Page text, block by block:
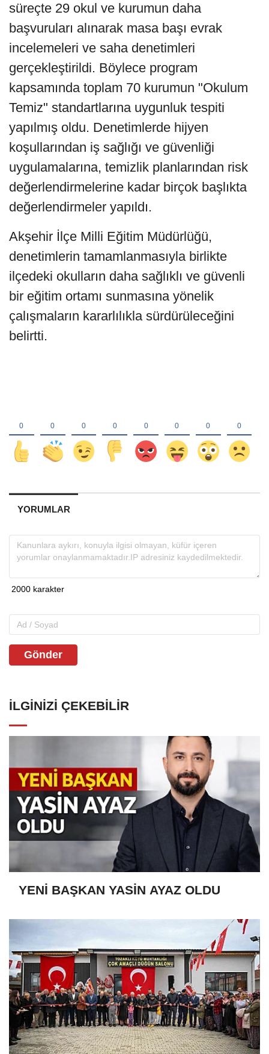
süreçte 29 okul ve kurumun daha
başvuruları alınarak masa başı evrak
incelemeleri ve saha denetimleri
gerçekleştirildi. Böylece program
kapsamında toplam 70 kurumun "Okulum
Temiz" standartlarına uygunluk tespiti
yapılmış oldu. Denetimlerde hijyen
koşullarından iş sağlığı ve güvenliği
uygulamalarına, temizlik planlarından risk
değerlendirmelerine kadar birçok başlıkta
değerlendirmeler yapıldı.
Akşehir İlçe Milli Eğitim Müdürlüğü,
denetimlerin tamamlanmasıyla birlikte
ilçedeki okulların daha sağlıklı ve güvenli
bir eğitim ortamı sunmasına yönelik
çalışmaların kararlılıkla sürdürüleceğini
belirtti.
YORUMLAR
Gönder
İLGINIZI ÇEKEBILIR
YENİ BAŞKAN YASİN AYAZ OLDU